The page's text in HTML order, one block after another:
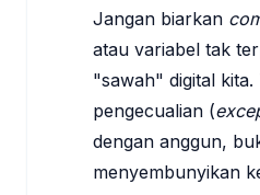
Jangan biarkan
atau variabel tak
"sawah" digital kita.
pengecualian (
dengan anggun,
menyembunyikan